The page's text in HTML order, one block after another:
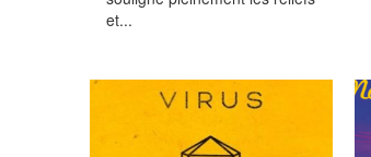
et...